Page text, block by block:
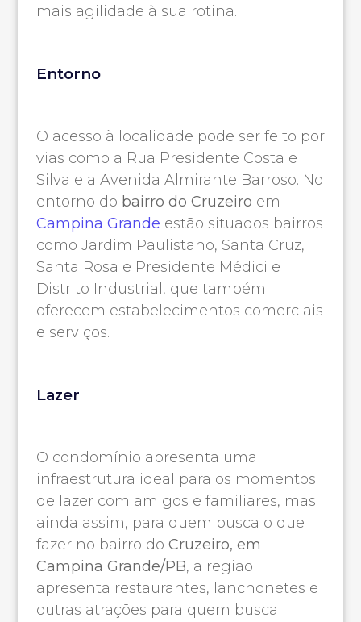
mais agilidade à sua rotina.
Entorno
O acesso à localidade pode ser feito por
vias como a Rua Presidente Costa e
Silva e a Avenida Almirante Barroso. No
entorno do bairro do Cruzeiro em
Campina Grande estão situados bairros
como Jardim Paulistano, Santa Cruz,
Santa Rosa e Presidente Médici e
Distrito Industrial, que também
oferecem estabelecimentos comerciais
e serviços.
Lazer
O condomínio apresenta uma
infraestrutura ideal para os momentos
de lazer com amigos e familiares, mas
ainda assim, para quem busca o que
fazer no bairro do Cruzeiro, em
Campina Grande/PB, a região
apresenta restaurantes, lanchonetes e
outras atrações para quem busca